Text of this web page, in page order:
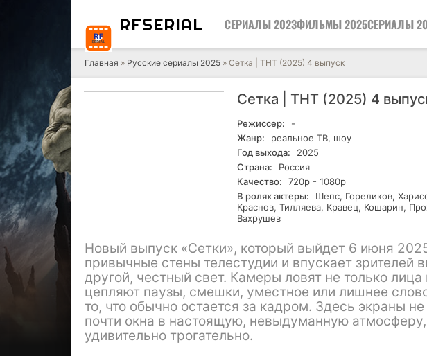
RFSERIAL СЕРИАЛЫ 2023ФИЛЬМЫ 2025СЕРИАЛЫ
Главная » Русские сериалы 2025 » Сетка | ТНТ (2025) 4 выпуск
Сетка | ТНТ (2025) 4
Режиссер:
-
Жанр:
реальное ТВ, шоу
Год выхода:
2025
Страна:
Россия
Качество:
720р - 1080р
В ролях актеры:
Шепс, Гореликов,
Краснов, Тилляева, Кравец, Кошарин,
Вахрушев
Новый выпуск «Сетки», который выйдет 6 июня
привычные стены телестудии и впускает зрителей
другой, честный свет. Камеры ловят не только
цепляют паузы, смешки, уместное или лишнее
то, что обычно остается за кадром. Здесь экраны
почти окна в настоящую, невыдуманную
удивительно трогательно.